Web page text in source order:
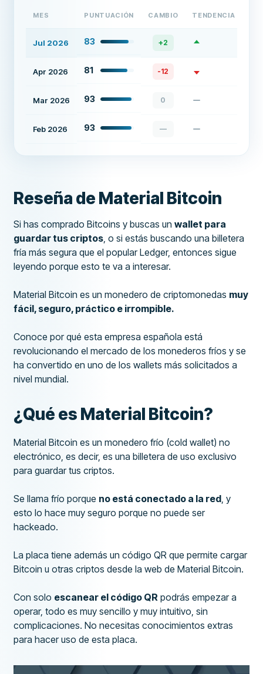
MES PUNTUACIÓN CAMBIO TENDENCIA
Jul 2026 83 +2
Apr 2026 81 -12
Mar 2026 93 0
Feb 2026 93 —
Reseña de Material Bitcoin
Si has comprado Bitcoins y buscas unwallet para
guardar tus criptos, o si estás buscando una billetera
fría más segura que el popular Ledger, entonces sigue
leyendo porque esto te va a interesar.
Material Bitcoin es un monedero de criptomonedas muy
fácil, seguro, práctico e irrompible.
Conoce por qué esta empresa española está
revolucionando el mercado de los monederos fríos y se
ha convertido en uno de los wallets más solicitados a
nivel mundial.
¿Qué es Material Bitcoin?
Material Bitcoin es un monedero frío (cold wallet) no
electrónico, es decir, es una billetera de uso exclusivo
para guardar tus criptos.
Se llama frío porque no está conectado a la red, y
esto lo hace muy seguro porque no puede ser
hackeado.
La placa tiene además un código QR que permite cargar
Bitcoin u otras criptos desde la web de Material Bitcoin.
Con solo escanear el código QR podrás empezar a
operar, todo es muy sencillo y muy intuitivo, sin
complicaciones. No necesitas conocimientos extras
para hacer uso de esta placa.